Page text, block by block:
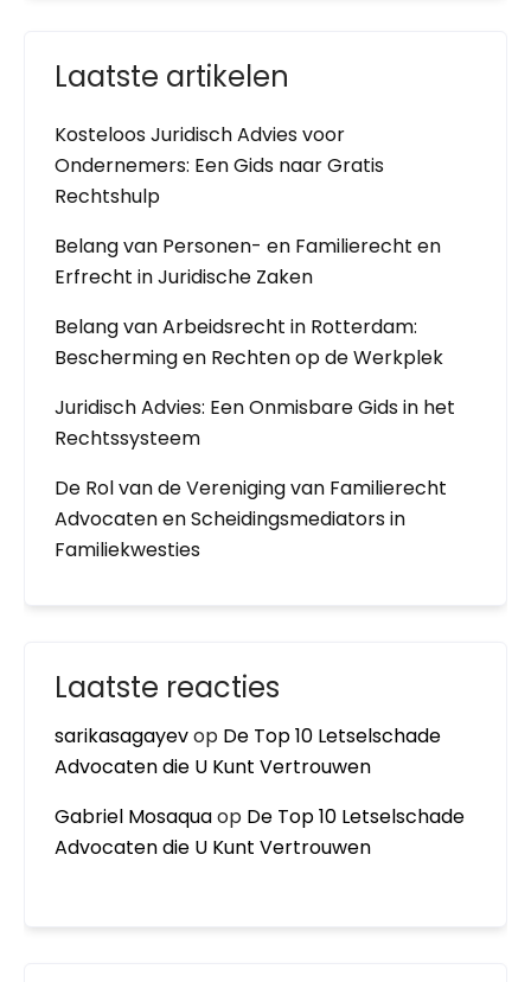
Laatste artikelen
Kosteloos Juridisch Advies voor
Ondernemers: Een Gids naar Gratis
Rechtshulp
Belang van Personen- en Familierecht en
Erfrecht in Juridische Zaken
Belang van Arbeidsrecht in Rotterdam:
Bescherming en Rechten op de Werkplek
Juridisch Advies: Een Onmisbare Gids in het
Rechtssysteem
De Rol van de Vereniging van Familierecht
Advocaten en Scheidingsmediators in
Familiekwesties
Laatste reacties
sarikasagayevop De Top 10 Letselschade
Advocaten die U Kunt Vertrouwen
Gabriel Mosaquaop De Top 10 Letselschade
Advocaten die U Kunt Vertrouwen